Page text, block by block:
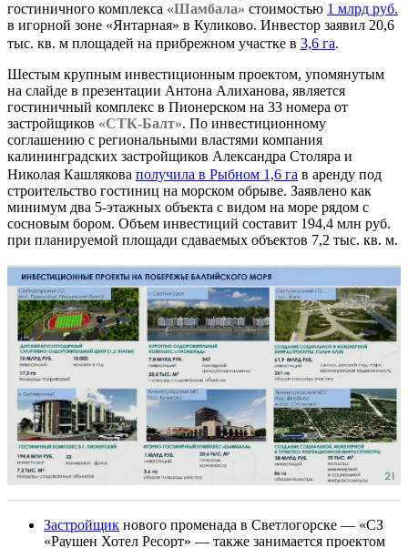
гостиничного комплекса «Шамбала» стоимостью 1 млрд руб.
в игорной зоне «Янтарная» в Куликово. Инвестор заявил 20,6
тыс. кв. м площадей на прибрежном участке в 3,6 га.
Шестым крупным инвестиционным проектом, упомянутым
на слайде в презентации Антона Алиханова, является
гостиничный комплекс в Пионерском на 33 номера от
застройщиков «СТК-Балт». По инвестиционному
соглашению с региональными властями компания
калининградских застройщиков Александра Столяра и
Николая Кашлякова получила в Рыбном 1,6 га в аренду под
строительство гостиниц на морском обрыве. Заявлено как
минимум два 5-этажных объекта с видом на море рядом с
сосновым бором. Объем инвестиций составит 194,4 млн руб.
при планируемой площади сдаваемых объектов 7,2 тыс. кв. м.
Застройщик нового променада в Светлогорске — «СЗ
«Раушен Хотел Ресорт» — также занимается проектом